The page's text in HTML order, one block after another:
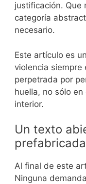
justificación. Que
categoría
necesario.
Este artículo es
violencia siempre
perpetrada por
huella, no sólo
interior.
Un texto
Al final de este
Ninguna